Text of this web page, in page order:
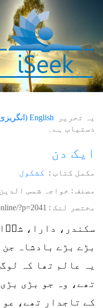
یہ تحریر English
(
دستیاب ہے۔
ایک دن
مکمل کتاب : کشکول
مصنف : خواجہ شمس
مختصر لنک : ?p=2041
سکندر، دارا،
بڑے بڑے بادشاہ
یہ عالم تھا کہ
تھے، وہ جو بڑی
کے تاجدار تھے،